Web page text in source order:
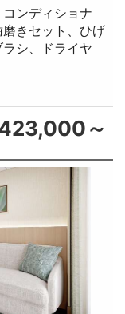
ンディショナ
きセット、ひげ
シ、ドライヤ
～